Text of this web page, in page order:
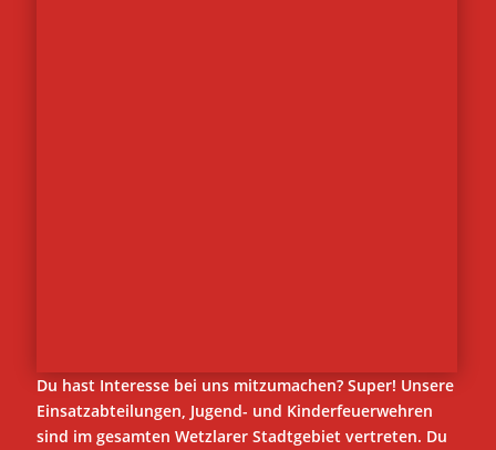
Du hast Interesse bei uns mitzumachen? Super! Unsere
Einsatzabteilungen, Jugend- und Kinderfeuerwehren
sind im gesamten Wetzlarer Stadtgebiet vertreten. Du